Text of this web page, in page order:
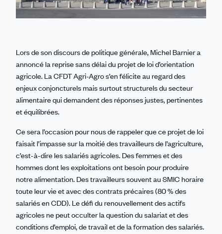
Lors de son discours de politique générale, Michel Barnier a
annoncé la reprise sans délai du projet de loi d’orientation
agricole. La CFDT Agri-Agro s’en félicite au regard des
enjeux conjoncturels mais surtout structurels du secteur
alimentaire qui demandent des réponses justes, pertinentes
et équilibrées.
Ce sera l’occasion pour nous de rappeler que ce projet de loi
faisait l’impasse sur la moitié des travailleurs de l’agriculture,
c’est-à-dire les salariés agricoles. Des femmes et des
hommes dont les exploitations ont besoin pour produire
notre alimentation. Des travailleurs souvent au SMIC horaire
toute leur vie et avec des contrats précaires (80 % des
salariés en CDD). Le défi du renouvellement des actifs
agricoles ne peut occulter la question du salariat et des
conditions d’emploi, de travail et de la formation des salariés.